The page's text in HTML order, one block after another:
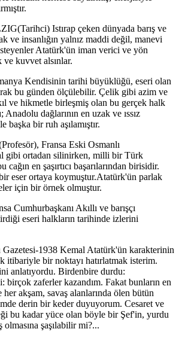
Istırap çeken dünyada barış ve
ve insanlığın yalnız maddi değil, manevi
Atatürk'ün iman verici ve yön
kuvvet alsınlar.
Kendisinin tarihi büyüklüğü, eseri olan
bu günden ölçülebilir. Çelik gibi azim ve
ve hikmetle birleşmiş olan bu gerçek halk
Anadolu dağlarının en uzak ve ıssız
başka bir ruh aşılamıştır.
Fransa Eski Osmanlı
gibi ortadan silinirken, milli bir Türk
en şaşırtıcı başarılarından birisidir.
eser ortaya koymuştur.Atatürk'ün parlak
için bir örnek olmuştur.
Cumhurbaşkanı Akıllı ve barışçı
eseri halkların tarihinde izlerini
1938 Kemal Atatürk'ün karakterinin
itibariyle bir noktayı hatırlatmak isterim.
anlatıyordu. Birdenbire durdu:
birçok zaferler kazandım. Fakat bunların en
akşam, savaş alanlarında ölen bütün
derin bir keder duyuyorum. Cesaret ve
bu kadar yüce olan böyle bir Şef'in, yurdu
şaşılabilir mi?...